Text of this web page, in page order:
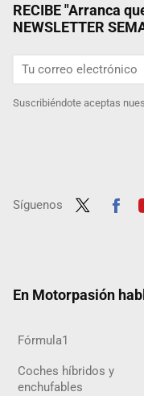
RECIBE "Arranca
NEWSLETTER
Suscribiéndote aceptas
Síguenos
En Motorpasión
Fórmula1
Coches híbridos y
enchufables